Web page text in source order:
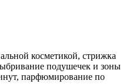
косметикой, стрижка
подушечек и зоны
парфюмирование по